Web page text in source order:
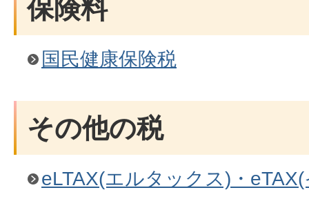
保険料
国民健康保険税
その他の税
eLTAX(エルタックス)・